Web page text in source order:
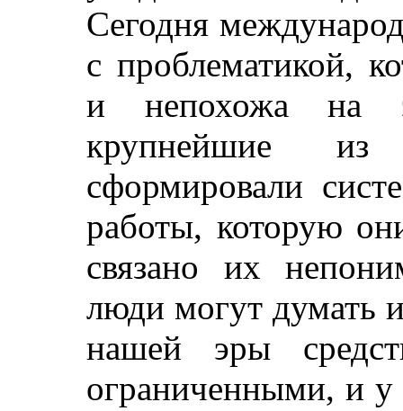
Сегодня
с проблематикой,
и непохожа на
крупнейшие из
сформировали
работы, которую
связано их
люди могут думать
нашей эры
ограниченными, и у